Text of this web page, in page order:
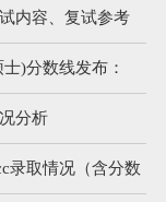
内容、复试参考
)分数线发布：
分析
录取情况（含分数